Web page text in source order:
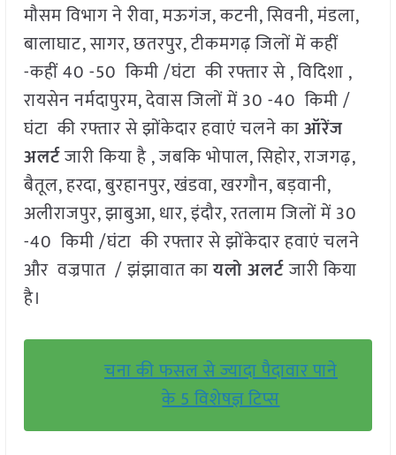
मौसम विभाग ने रीवा, मऊगंज, कटनी, सिवनी, मंडला,
बालाघाट, सागर, छतरपुर, टीकमगढ़ जिलों में कहीं
-कहीं 40 -50 किमी /घंटा की रफ्तार से , विदिशा ,
रायसेन नर्मदापुरम, देवास जिलों में 30 -40 किमी /
घंटा की रफ्तार से झोंकेदार हवाएं चलने काऑरेंज
अलर्टजारी किया है , जबकि भोपाल, सिहोर, राजगढ़,
बैतूल, हरदा, बुरहानपुर, खंडवा, खरगौन, बड़वानी,
अलीराजपुर, झाबुआ, धार, इंदौर, रतलाम जिलों में 30
-40 किमी /घंटा की रफ्तार से झोंकेदार हवाएं चलने
और वज्रपात / झंझावात कायलो अलर्टजारी किया
है।
चना की फसल से ज्यादा पैदावार पाने
के 5 विशेषज्ञ टिप्स